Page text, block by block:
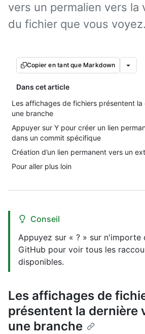
vers un permalien vers la
du fichier que vous voyez.
Copier en tant que Markdown
Dans cet article
Les affichages de fichiers présentent la
une branche
Appuyer sur Y pour créer un lien
dans un commit spécifique
Création d’un lien permanent vers un
Pour aller plus loin
Conseil
Appuyez sur « ? » sur n'importe
GitHub pour voir tous les
disponibles.
Les affichages de
présentent la dernière
une branche